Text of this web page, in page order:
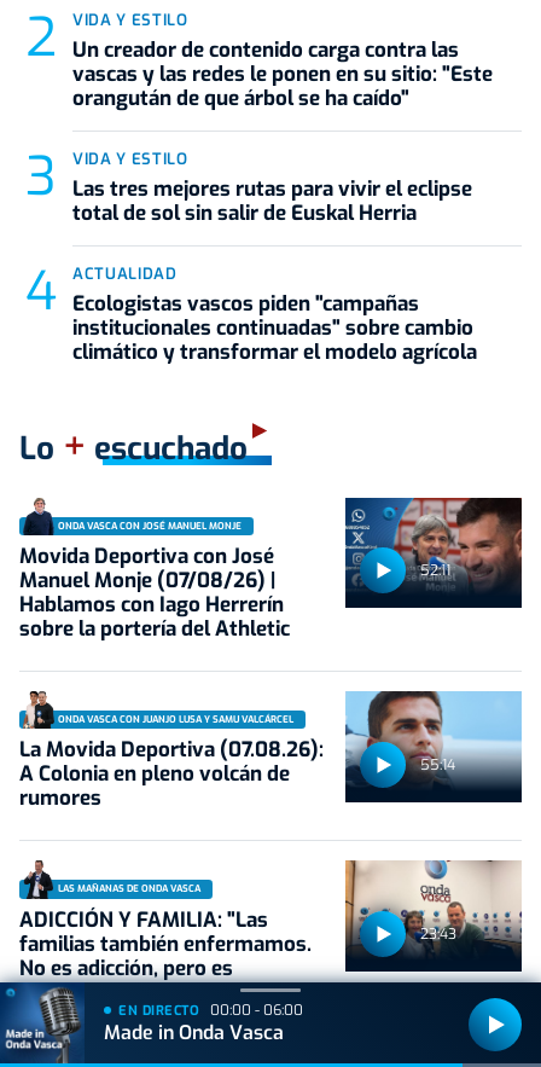
VIDA Y ESTILO
Un creador de contenido carga contra las
vascas y las redes le ponen en su sitio: "Este
orangután de que árbol se ha caído"
VIDA Y ESTILO
Las tres mejores rutas para vivir el eclipse
total de sol sin salir de Euskal Herria
ACTUALIDAD
Ecologistas vascos piden "campañas
institucionales continuadas" sobre cambio
climático y transformar el modelo agrícola
Lo + escuchado
52:11
ONDA VASCA CON JOSÉ MANUEL MONJE
Movida Deportiva con José
Manuel Monje (07/08/26) |
Hablamos con Iago Herrerín
sobre la portería del Athletic
55:14
ONDA VASCA CON JUANJO LUSA Y SAMU VALCÁRCEL
La Movida Deportiva (07.08.26):
A Colonia en pleno volcán de
rumores
23:43
LAS MAÑANAS DE ONDA VASCA
ADICCIÓN Y FAMILIA: "Las
familias también enfermamos.
No es adicción, pero es
coadicción"
EN DIRECTO 00:00 - 06:00
Made in Onda Vasca